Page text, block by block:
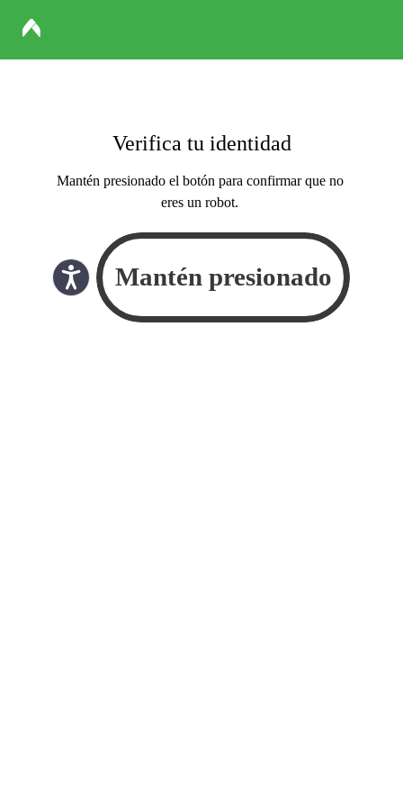
Verifica tu identidad
Mantén presionado el botón para confirmar que no
eres un robot.